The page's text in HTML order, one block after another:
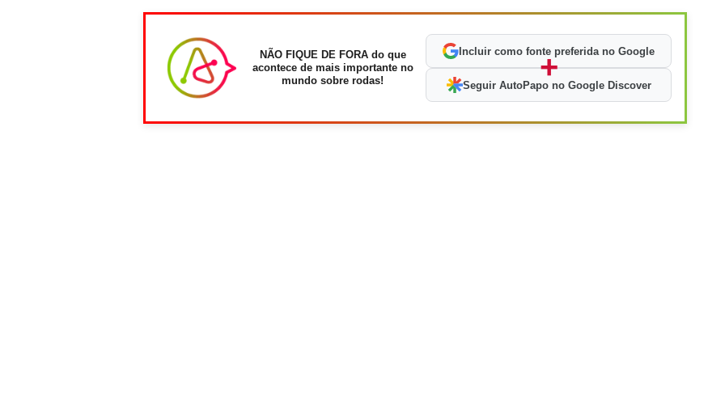
NÃO FIQUE DE FORA do que
acontece de mais importante no
mundo sobre rodas!
Incluir como fonte preferida no Google
+
Seguir AutoPapo no Google Discover